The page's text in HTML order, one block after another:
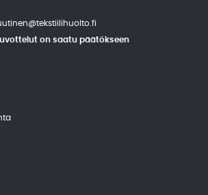
on saatu päätökseen